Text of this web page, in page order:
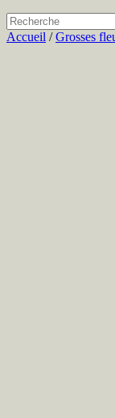
Accueil /Grosses